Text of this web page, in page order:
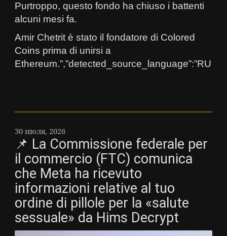
Purtroppo, questo fondo ha chiuso i battenti
alcuni mesi fa.
Amir Chetrit è stato il fondatore di Colored
Coins prima di unirsi a
Ethereum.”,”detected_source_language”:”RU
30 июля, 2026
📌 La Commissione federale per
il commercio (FTC) comunica
che Meta ha ricevuto
informazioni relative al tuo
ordine di pillole per la «salute
sessuale» da Hims Decrypt